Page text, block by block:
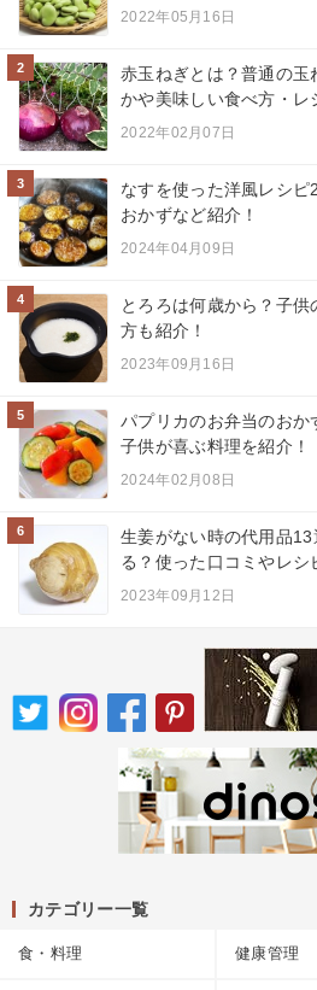
2022年05月16日
2
赤玉ねぎとは？普通の
かや美味しい食べ方・レ
2022年02月07日
3
なすを使った洋風レシ
おかずなど紹介！
2024年04月09日
4
とろろは何歳から？子供
方も紹介！
2023年09月16日
5
パプリカのお弁当のおか
子供が喜ぶ料理を紹介！
2024年02月08日
6
生姜がない時の代用品
る？使った口コミやレシ
2023年09月12日
カテゴリー一覧
食・料理 健康管理